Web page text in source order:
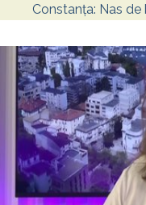
Constanța: Nas